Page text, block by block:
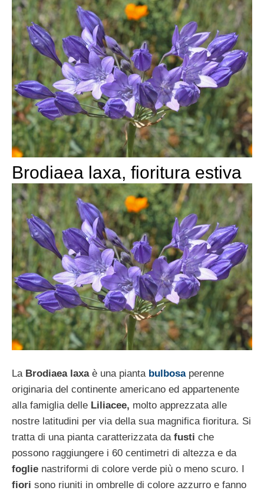
Brodiaea laxa, fioritura estiva
La Brodiaea laxaè una pianta bulbosaperenne
originaria del continente americano ed appartenente
alla famiglia delle Liliacee, molto apprezzata alle
nostre latitudini per via della sua magnifica fioritura. Si
tratta di una pianta caratterizzata da fusti che
possono raggiungere i 60 centimetri di altezza e da
foglie nastriformi di colore verde più o meno scuro. I
fiori sono riuniti in ombrelle di colore azzurro e fanno